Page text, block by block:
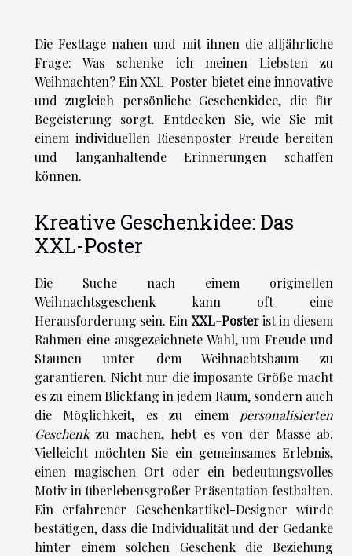
Die Festtage nahen und mit ihnen die alljährliche
Frage: Was schenke ich meinen Liebsten zu
Weihnachten? Ein XXL-Poster bietet eine innovative
und zugleich persönliche Geschenkidee, die für
Begeisterung sorgt. Entdecken Sie, wie Sie mit
einem individuellen Riesenposter Freude bereiten
und langanhaltende Erinnerungen schaffen
können.
Kreative Geschenkidee: Das
XXL-Poster
Die Suche nach einem originellen
Weihnachtsgeschenk kann oft eine
Herausforderung sein. Ein XXL-Posterist in diesem
Rahmen eine ausgezeichnete Wahl, um Freude und
Staunen unter dem Weihnachtsbaum zu
garantieren. Nicht nur die imposante Größe macht
es zu einem Blickfang in jedem Raum, sondern auch
die Möglichkeit, es zu einem personalisierten
Geschenkzu machen, hebt es von der Masse ab.
Vielleicht möchten Sie ein gemeinsames Erlebnis,
einen magischen Ort oder ein bedeutungsvolles
Motiv in überlebensgroßer Präsentation festhalten.
Ein erfahrener Geschenkartikel-Designer würde
bestätigen, dass die Individualität und der Gedanke
hinter einem solchen Geschenk die Beziehung